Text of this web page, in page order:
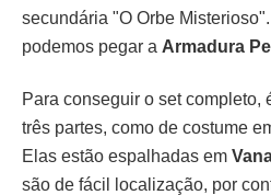
secundária "O Orbe
podemos pegar a Armadura
Para conseguir o set completo,
três partes, como de costume
Elas estão espalhadas em
são de fácil localização, por